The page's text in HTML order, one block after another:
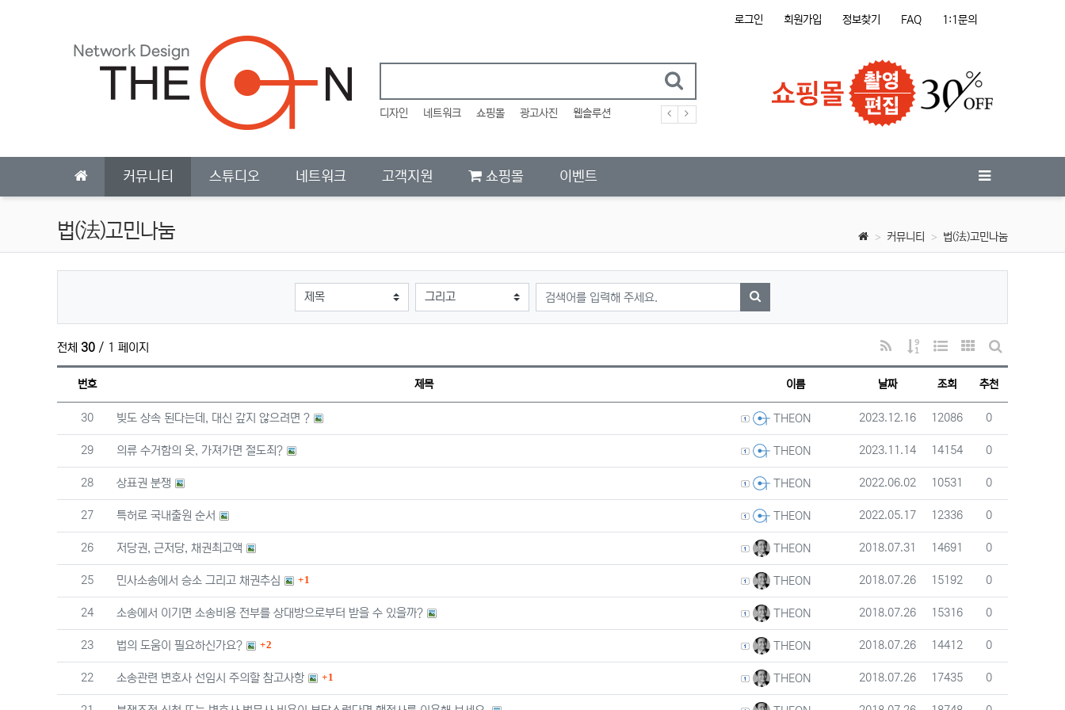
로그인 회원가입 정보찾기 FAQ 1:1문의
디자인 네트워크 쇼핑몰 광고사진 웹솔루션
커뮤니티 스튜디오 네트워크 고객지원 쇼핑몰 이벤트
법(法)고민나눔 커뮤니티 법(法)고민나눔
검색대상
검색어
검색하기
전체 30 / 1 페이지 RSS
게시물 정렬
웹진 스타일갤러리 스타일
게시판 검색
번호 제목 이름 날짜 조회 추천
번호
30 빚도 상속 된다는데, 대신 갚지 않으려면 ? 등록자THEON 등록일
2023.12.16 조회
12086 추천
0
번호
29 의류 수거함의 옷, 가져가면 절도죄? 등록자THEON 등록일
2023.11.14 조회
14154 추천
0
번호
28 상표권 분쟁 등록자THEON 등록일
2022.06.02 조회
10531 추천
0
번호
27 특허로 국내출원 순서 등록자THEON 등록일
2022.05.17 조회
12336 추천
0
번호
26 저당권, 근저당, 채권최고액 등록자THEON 등록일
2018.07.31 조회
14691 추천
0
번호
25 민사소송에서 승소 그리고 채권추심 댓글
1 등록자THEON 등록일
2018.07.26 조회
15192 추천
0
번호
24 소송에서 이기면 소송비용 전부를 상대방으로부터 받을 수 있을까? 등록자THEON 등록일
2018.07.26 조회
15316 추천
0
번호
23 법의 도움이 필요하신가요? 댓글
2 등록자THEON 등록일
2018.07.26 조회
14412 추천
0
번호
22 소송관련 변호사 선임시 주의할 참고사항 댓글
1 등록자THEON 등록일
2018.07.26 조회
17435 추천
0